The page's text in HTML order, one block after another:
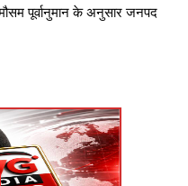
पूर्वानुमान के अनुसार जनपद